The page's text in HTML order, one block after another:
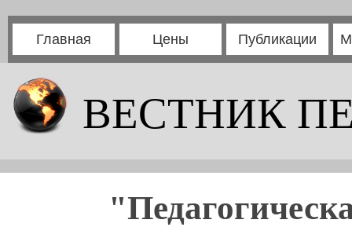
Главная Цены Публикации
ВЕСТНИК